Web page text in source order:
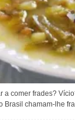
a comer frades?
Brasil chamam-lhe